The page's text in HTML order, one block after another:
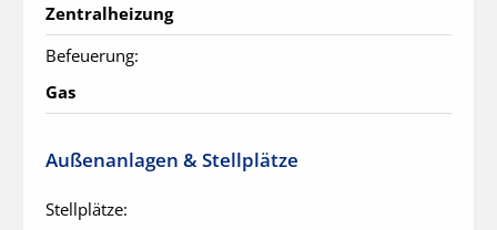
Zentralheizung
Befeuerung:
Gas
Außenanlagen & Stellplätze
Stellplätze: